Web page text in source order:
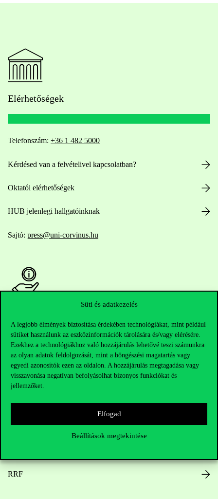
Süti és adatkezelés
A legjobb élmények biztosítása érdekében technológiákat, mint például
sütiket használunk az eszközinformációk tárolására és/vagy elérésére.
Ezekhez a technológiákhoz való hozzájárulás lehetővé teszi számunkra
az olyan adatok feldolgozását, mint a böngészési magatartás vagy
egyedi azonosítók ezen az oldalon. A hozzájárulás megtagadása vagy
visszavonása negatívan befolyásolhat bizonyos funkciókat és
jellemzőket.
Elfogad
Beállítások megtekintése
Elérhetőségek
Telefonszám: +36 1 482 5000
Kérdésed van a felvételivel kapcsolatban?
Oktatói elérhetőségek
HUB jelenlegi hallgatóinknak
Sajtó: press@uni-corvinus.hu
Nyitvatartás
Házirend
Közérdekű adatok
Karrier
RRF